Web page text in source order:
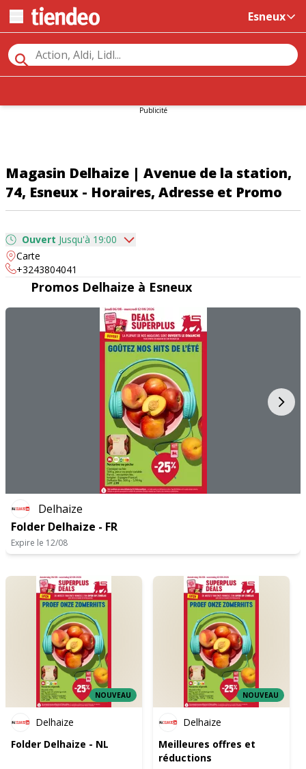
Esneux
Publicité
Magasin Delhaize | Avenue de la station,
74, Esneux - Horaires, Adresse et Promo
Ouvert Jusqu'à 19:00
dimanche
lundi
08:00 - 19:00
Carte
+3243804041
Promos Delhaize à Esneux
Delhaize
Folder Delhaize - FR
Expire le 12/08
NOUVEAU
Delhaize
Folder Delhaize - NL
NOUVEAU
Delhaize
Meilleures offres et
réductions